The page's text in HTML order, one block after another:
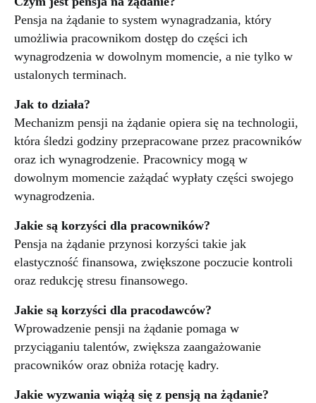
Pensja na żądanie to system wynagradzania, który
umożliwia pracownikom dostęp do części ich
wynagrodzenia w dowolnym momencie, a nie tylko w
ustalonych terminach.
Jak to działa?
Mechanizm pensji na żądanie opiera się na technologii,
która śledzi godziny przepracowane przez pracowników
oraz ich wynagrodzenie. Pracownicy mogą w
dowolnym momencie zażądać wypłaty części swojego
wynagrodzenia.
Jakie są korzyści dla pracowników?
Pensja na żądanie przynosi korzyści takie jak
elastyczność finansowa, zwiększone poczucie kontroli
oraz redukcję stresu finansowego.
Jakie są korzyści dla pracodawców?
Wprowadzenie pensji na żądanie pomaga w
przyciąganiu talentów, zwiększa zaangażowanie
pracowników oraz obniża rotację kadry.
Jakie wyzwania wiążą się z pensją na żądanie?